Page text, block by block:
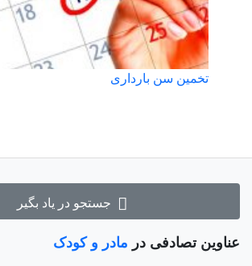
جستجو در یاد بگیر
عناوین تصادفی در مادر و کودک
تخمین سن بارداری